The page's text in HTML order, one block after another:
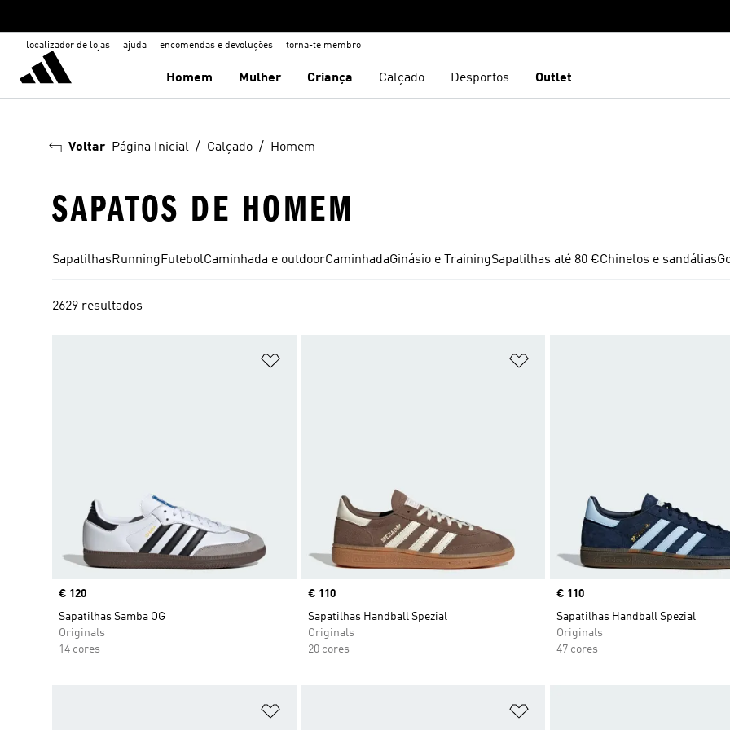
localizador de lojas ajuda encomendas e devoluções torna-te membro
Homem Mulher Criança Calçado Desportos Outlet
Voltar Página Inicial Calçado Homem
SAPATOS DE HOMEM
SapatilhasRunningFutebolCaminhada e outdoorCaminhadaGinásio e TrainingSapatilhas até 80 €Chinelos e sandálias
2629 resultados
Price
€ 120
Sapatilhas Samba OG
Originals
14 cores
Price
€ 110
Sapatilhas Handball Spezial
Originals
20 cores
Price
€ 110
Sapatilhas Handball Spezial
Originals
47 cores